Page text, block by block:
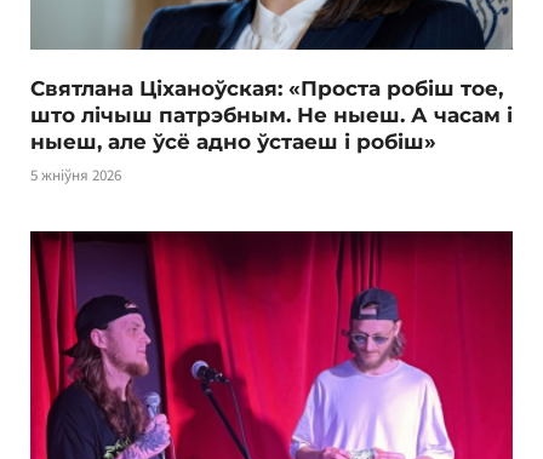
Святлана Ціханоўская: «Проста робіш тое,
што лічыш патрэбным. Не ныеш. А часам і
ныеш, але ўсё адно ўстаеш і робіш»
5 жніўня 2026